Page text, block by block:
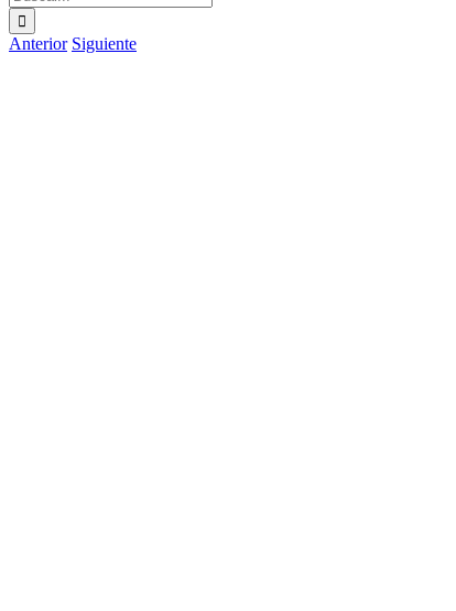
Anterior Siguiente